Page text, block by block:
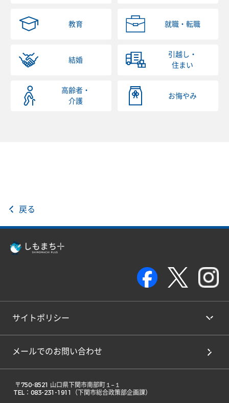
教育 就職・転職
結婚
引越し・
住まい
高齢者・
介護
お悔やみ
戻る
サイトポリシー
メールでのお問い合わせ
TEL：083-231-1911（下関市総合政策部企画課）